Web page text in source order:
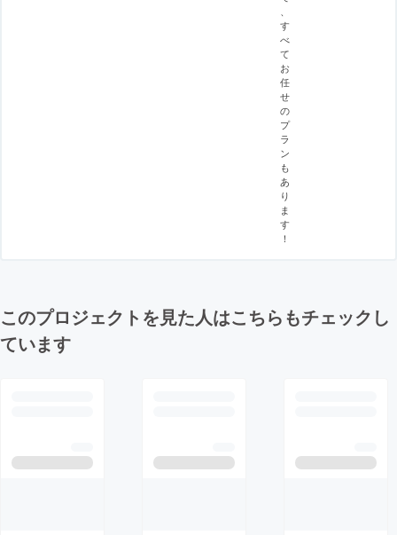
す
べ
て
お
任
せ
の
プ
ラ
ン
も
あ
り
ま
す
！
このプロジェクトを見た人はこちらもチェックし
ています